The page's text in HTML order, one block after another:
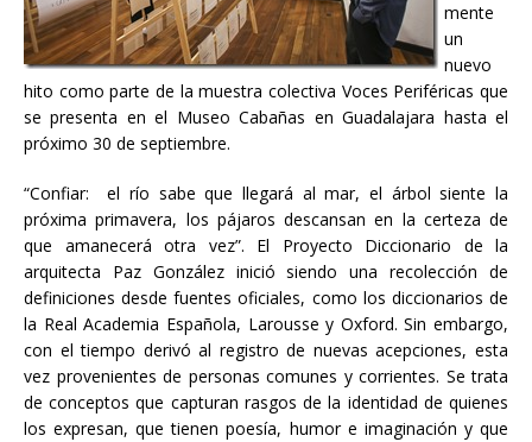
mente
un
nuevo
hito como parte de la muestra colectiva Voces Periféricas que
se presenta en el Museo Cabañas en Guadalajara hasta el
próximo 30 de septiembre.
“Confiar: el río sabe que llegará al mar, el árbol siente la
próxima primavera, los pájaros descansan en la certeza de
que amanecerá otra vez”. El Proyecto Diccionario de la
arquitecta Paz González inició siendo una recolección de
definiciones desde fuentes oficiales, como los diccionarios de
la Real Academia Española, Larousse y Oxford. Sin embargo,
con el tiempo derivó al registro de nuevas acepciones, esta
vez provenientes de personas comunes y corrientes. Se trata
de conceptos que capturan rasgos de la identidad de quienes
los expresan, que tienen poesía, humor e imaginación y que